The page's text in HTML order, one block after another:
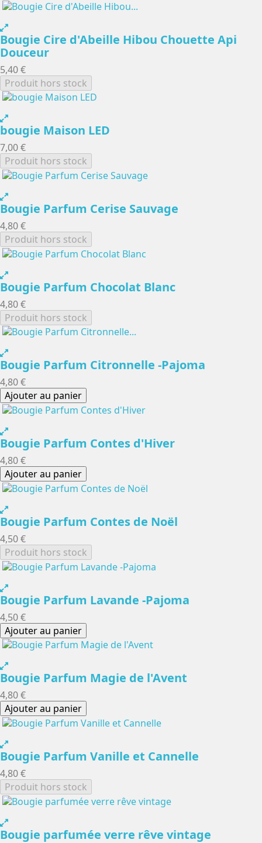
Bougie Cire d'Abeille Hibou Chouette Api
Douceur
5,40 €
Produit hors stock
bougie Maison LED
7,00 €
Produit hors stock
Bougie Parfum Cerise Sauvage
4,80 €
Produit hors stock
Bougie Parfum Chocolat Blanc
4,80 €
Produit hors stock
Bougie Parfum Citronnelle -Pajoma
4,80 €
Ajouter au panier
Bougie Parfum Contes d'Hiver
4,80 €
Ajouter au panier
Bougie Parfum Contes de Noël
4,50 €
Produit hors stock
Bougie Parfum Lavande -Pajoma
4,50 €
Ajouter au panier
Bougie Parfum Magie de l'Avent
4,80 €
Ajouter au panier
Bougie Parfum Vanille et Cannelle
4,80 €
Produit hors stock
Bougie parfumée verre rêve vintage